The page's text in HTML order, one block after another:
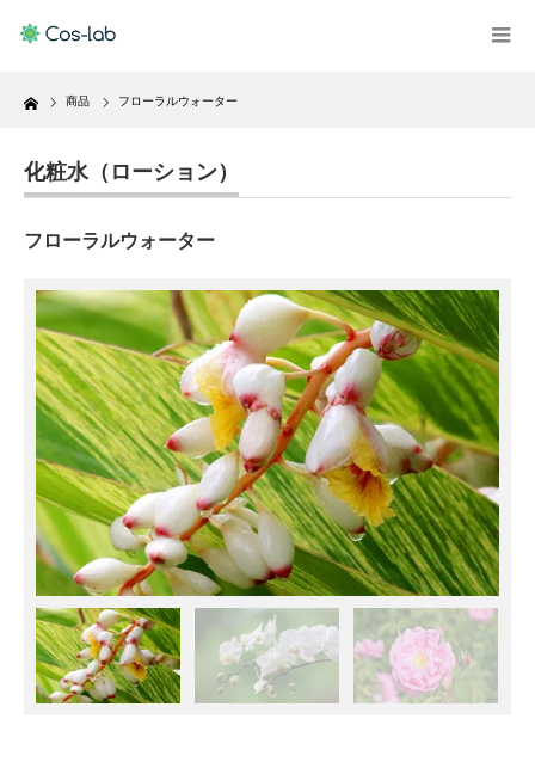
Home 商品 フローラルウォーター
化粧水（ローション）
フローラルウォーター